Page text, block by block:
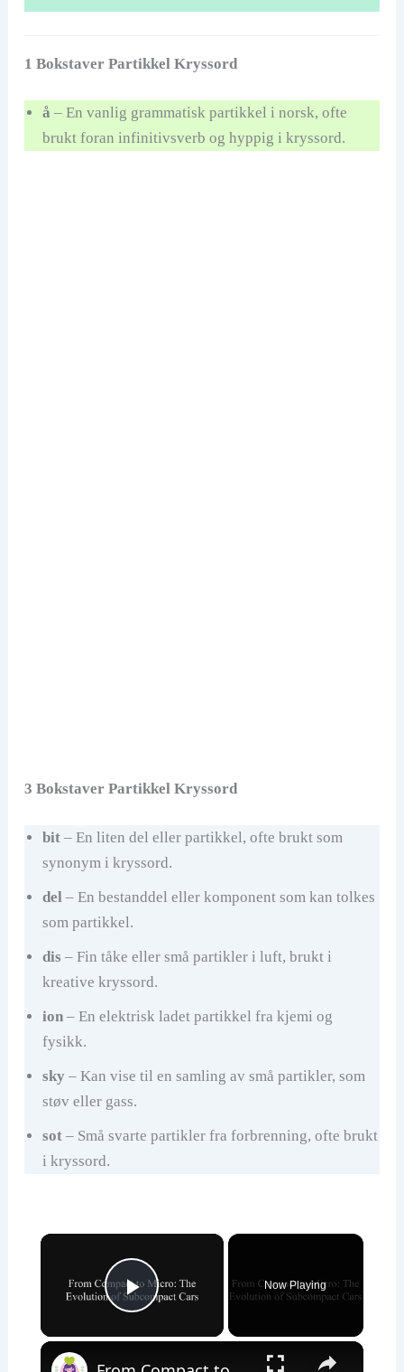
1 Bokstaver Partikkel Kryssord
å – En vanlig grammatisk partikkel i norsk, ofte
brukt foran infinitivsverb og hyppig i kryssord.
3 Bokstaver Partikkel Kryssord
bit– En liten del eller partikkel, ofte brukt som
synonym i kryssord.
del– En bestanddel eller komponent som kan tolkes
som partikkel.
dis – Fin tåke eller små partikler i luft, brukt i
kreative kryssord.
ion– En elektrisk ladet partikkel fra kjemi og
fysikk.
sky – Kan vise til en samling av små partikler, som
støv eller gass.
sot– Små svarte partikler fra forbrenning, ofte brukt
i kryssord.
×
Play Video
Now Playing
×